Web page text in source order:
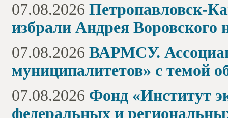
07.08.2026 Петропавловск-
избрали Андрея Воровского
07.08.2026 ВАРМСУ.
муниципалитетов» с темой
07.08.2026 Фонд «Институт
федеральных и